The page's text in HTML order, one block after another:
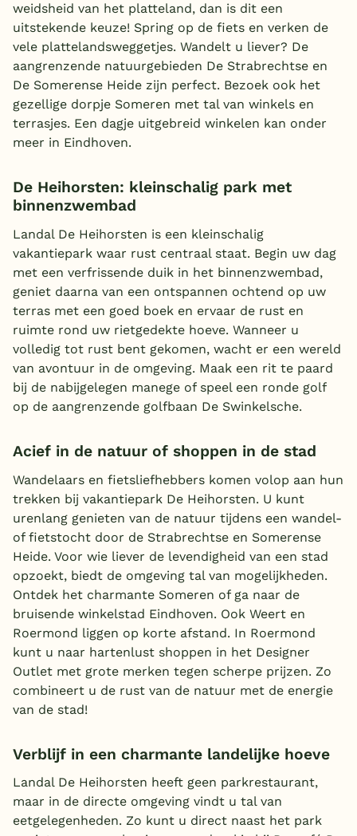
weidsheid van het platteland, dan is dit een
uitstekende keuze! Spring op de fiets en verken de
vele plattelandsweggetjes. Wandelt u liever? De
aangrenzende natuurgebieden De Strabrechtse en
De Somerense Heide zijn perfect. Bezoek ook het
gezellige dorpje Someren met tal van winkels en
terrasjes. Een dagje uitgebreid winkelen kan onder
meer in Eindhoven.
De Heihorsten: kleinschalig park met
binnenzwembad
Landal De Heihorsten is een kleinschalig
vakantiepark waar rust centraal staat. Begin uw dag
met een verfrissende duik in het binnenzwembad,
geniet daarna van een ontspannen ochtend op uw
terras met een goed boek en ervaar de rust en
ruimte rond uw rietgedekte hoeve. Wanneer u
volledig tot rust bent gekomen, wacht er een wereld
van avontuur in de omgeving. Maak een rit te paard
bij de nabijgelegen manege of speel een ronde golf
op de aangrenzende golfbaan De Swinkelsche.
Acief in de natuur of shoppen in de stad
Wandelaars en fietsliefhebbers komen volop aan hun
trekken bij vakantiepark De Heihorsten. U kunt
urenlang genieten van de natuur tijdens een wandel-
of fietstocht door de Strabrechtse en Somerense
Heide. Voor wie liever de levendigheid van een stad
opzoekt, biedt de omgeving tal van mogelijkheden.
Ontdek het charmante Someren of ga naar de
bruisende winkelstad Eindhoven. Ook Weert en
Roermond liggen op korte afstand. In Roermond
kunt u naar hartenlust shoppen in het Designer
Outlet met grote merken tegen scherpe prijzen. Zo
combineert u de rust van de natuur met de energie
van de stad!
Verblijf in een charmante landelijke hoeve
Landal De Heihorsten heeft geen parkrestaurant,
maar in de directe omgeving vindt u tal van
eetgelegenheden. Zo kunt u direct naast het park